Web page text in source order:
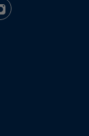
sur Facebook
nous sur Twitter
Retrouvez-nous sur